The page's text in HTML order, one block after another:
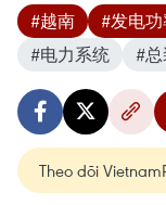
#越南 #发电
#电力系统
#
Theo dõi